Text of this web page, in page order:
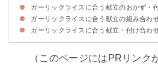
①厚切りビーフステーキ
②鶏肉の照り焼き
③サーモンときのこのソテー
④ポークソテー
⑤フライドチキン
⑥半熟卵のフライ
⑦マグロのレアステーキ
ガーリックライスに合う献立のおかず・
①まるごとオニオンのスープ
②ロールキャベツ風トマトスープ
③卵ともやしの中華スープ
④根菜のポタージュスープ
⑤野菜ときのこのコンソメスープ
⑥きのことわかめの味噌汁
ガーリックライスに合う献立の組み合わ
献立メニュー例①
献立メニュー例②
献立メニュー例③
ガーリックライスに合う献立・付け合わ
（このページにはPRリンク